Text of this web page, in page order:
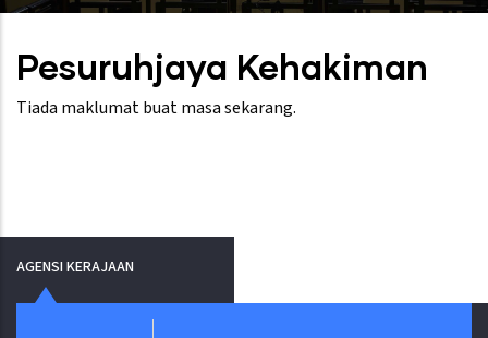
Pesuruhjaya Kehakiman
Tiada maklumat buat masa sekarang.
AGENSI KERAJAAN